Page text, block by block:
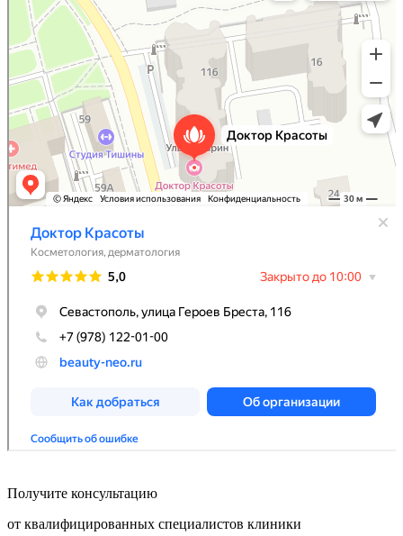
Получите консультацию
от квалифицированных специалистов клиники